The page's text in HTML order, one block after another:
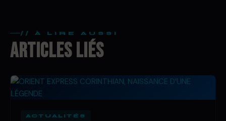
// À LIRE AUSSI
ARTICLES LIÉS
ACTUALITÉS